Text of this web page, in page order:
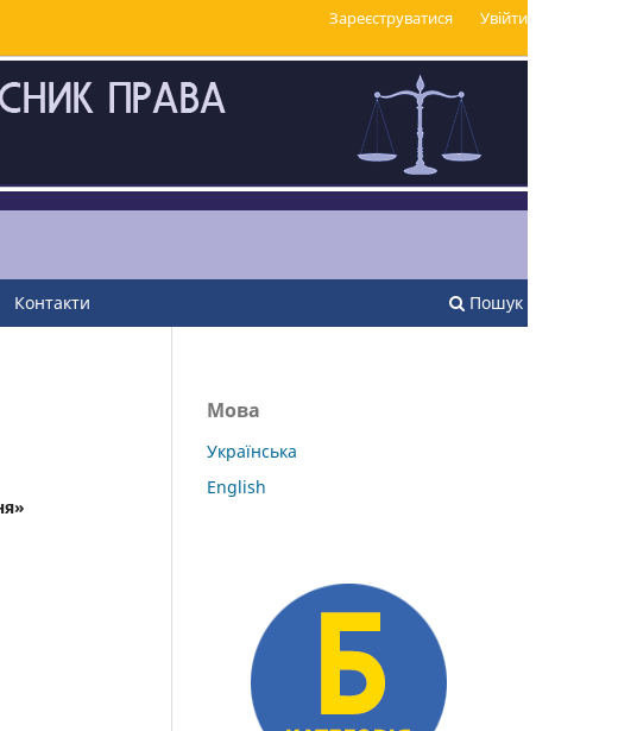
Контакти Пошук
Зареєструватися Увійти
Мова
Українська
English